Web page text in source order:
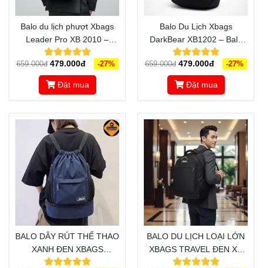
Balo du lịch phượt Xbags
Leader Pro XB 2010 –
Đồng hành vững vàng trên
mọi cung đường
659.000đ 479.000đ -27%
Đặt mua
Balo Du Lịch Xbags
DarkBear XB1202 – Balo
Cao Cấp Chống Nước,
Sang Trọng, Đẳng Cấp
659.000đ 479.000đ -27%
Đặt mua
BALO DÂY RÚT THỂ THAO
XANH ĐEN XBAGS
WISDOM XB 6005 - ĐẬM
BALO DU LỊCH LOẠI LỚN
XBAGS TRAVEL ĐEN XB
1002 - BALO DU LỊCH